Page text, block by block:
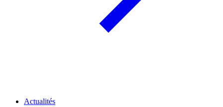
Actualités